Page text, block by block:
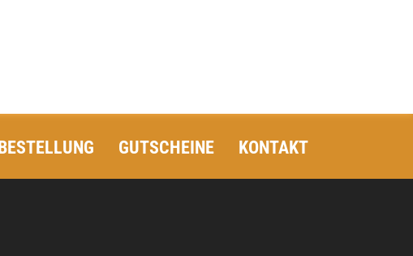
GUTSCHEINE KONTAKT